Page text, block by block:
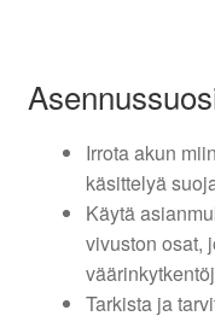
Irrota akun
käsittelyä
Käytä
vivuston osat,
Tarkista ja